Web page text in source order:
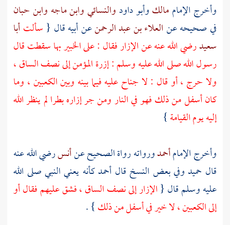
وأخرج الإماممالكوأبو داودوالنسائيوابن ماجه وابن حبان
في صحيحه عنالعلاء بن عبد الرحمنعن أبيه قال { سألتأبا
سعيدرضي الله عنه عن الإزار فقال : على الخبير بها سقطت قال
رسول الله صلى الله عليه وسلم : إزرة المؤمن إلى نصف الساق ،
ولا حرج ، أو قال : لا جناح عليه فيما بينه وبين الكعبين ، وما
كان أسفل من ذلك فهو في النار ومن جر إزاره بطرا لم ينظر الله
إليه يوم القيامة}
وأخرج الإمامأحمدورواته رواة الصحيح عنأنسرضي الله عنه
قال حميدوفي بعض النسخ قال أحمدكأنه يعني النبي صلى الله
عليه وسلم قال {الإزار إلى نصف الساق ، فشق عليهم فقال أو
إلى الكعبين ، لا خير في أسفل من ذلك} .